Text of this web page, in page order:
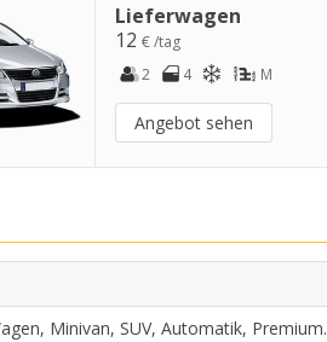
Lieferwagen
12 € /tag
2
4 M
Angebot sehen
Minivan, SUV, Automatik, Premium.